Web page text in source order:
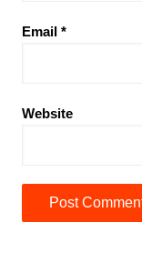
Email *
Website